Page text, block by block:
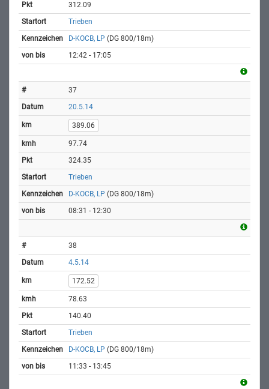
312.09
Trieben
D-KOCB, LP (DG 800/18m)
12:42 - 17:05
37
20.5.14
389.06
97.74
324.35
Trieben
D-KOCB, LP (DG 800/18m)
08:31 - 12:30
38
4.5.14
172.52
78.63
140.40
Trieben
D-KOCB, LP (DG 800/18m)
11:33 - 13:45